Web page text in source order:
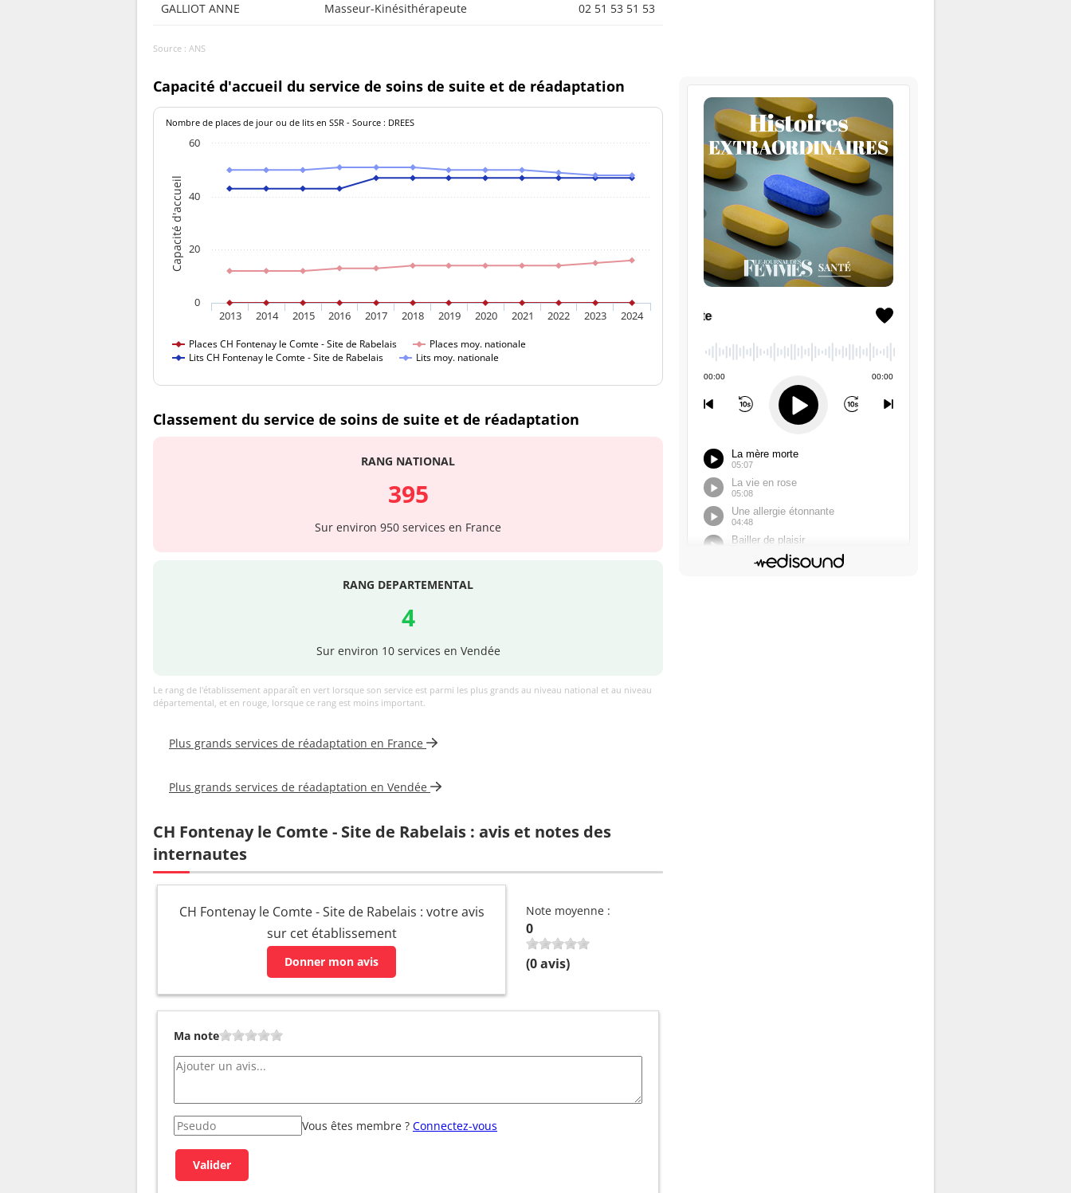
GALLIOT ANNE Masseur-Kinésithérapeute 02 51 53 51 53
Source : ANS
Capacité d'accueil du service de soins de suite et de réadaptation
Capacité d'accueil
Nombre de places de jour ou de lits en SSR - Source : DREES
Places CH Fontenay le Comte - Site de Rabelais
Places moy. nationale
Lits CH Fontenay le Comte - Site de Rabelais
Lits moy. nationale
2013 2014 2015 2016 2017 2018 2019 2020 2021 2022 2023 2024
0
20
40
60
Classement du service de soins de suite et de réadaptation
RANG NATIONAL
395
Sur environ 950 services en France
RANG DEPARTEMENTAL
4
Sur environ 10 services en Vendée
Le rang de l'établissement apparaît en vert lorsque son service est parmi les plus grands au niveau national et au niveau
départemental, et en rouge, lorsque ce rang est moins important.
Plus grands services de réadaptation en France
Plus grands services de réadaptation en Vendée
CH Fontenay le Comte - Site de Rabelais : avis et notes des
internautes
CH Fontenay le Comte - Site de Rabelais : votre avis
sur cet établissement
Donner mon avis
Note moyenne :
0
(0avis)
Ma note
Vous êtes membre ? Connectez-vous